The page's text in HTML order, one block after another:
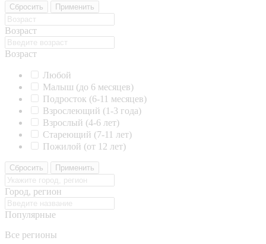
Сбросить Применить
Возраст
Возраст
Любой
Малыш (до 6 месяцев)
Подросток (6-11 месяцев)
Взрослеющий (1-3 года)
Взрослый (4-6 лет)
Стареющий (7-11 лет)
Пожилой (от 12 лет)
Сбросить Применить
Город, регион
Популярные
Все регионы